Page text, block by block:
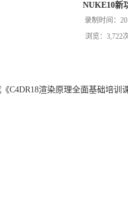
NUKE10新
录制时间：
浏览：3,722